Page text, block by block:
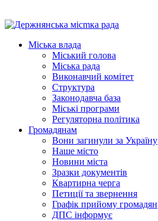
Міська влада
Міський голова
Міська рада
Виконавчий комітет
Структура
Законодавча база
Міські програми
Регуляторна політика
Громадянам
Вони загинули за Україну
Наше місто
Новини міста
Зразки документів
Квартирна черга
Петиції та звернення
Графік прийому громадян
ДПС інформує